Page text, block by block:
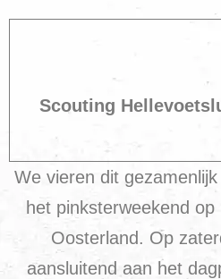
Scouting
We vieren dit
het pinksterweekend
Oosterland. Op
aansluitend aan het